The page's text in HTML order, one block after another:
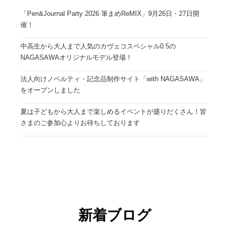
「Pen&Journal Party 2026 筆まめReMIX」9月26日・27日開
催！
中高生から大人まで人気のカヴェコスペシャル0.5の
NAGASAWAオリジナルモデル登場！
法人向けノベルティ・記念品制作サイト「with NAGASAWA」
をオープンしました
夏は子どもから大人まで楽しめるイベントが盛りだくさん！皆
さまのご参加心よりお待ちしております
新着ブログ